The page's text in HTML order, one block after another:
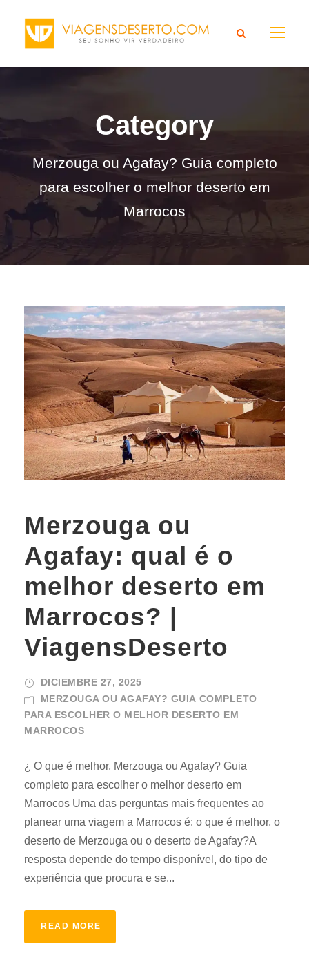
Category
Merzouga ou Agafay? Guia completo
para escolher o melhor deserto em
Marrocos
Merzouga ou
Agafay: qual é o
melhor deserto em
Marrocos? |
ViagensDeserto
DICIEMBRE 27, 2025
MERZOUGA OU AGAFAY? GUIA COMPLETO
PARA ESCOLHER O MELHOR DESERTO EM
MARROCOS
¿ O que é melhor, Merzouga ou Agafay? Guia
completo para escolher o melhor deserto em
Marrocos Uma das perguntas mais frequentes ao
planear uma viagem a Marrocos é: o que é melhor, o
deserto de Merzouga ou o deserto de Agafay?A
resposta depende do tempo disponível, do tipo de
experiência que procura e se...
READ MORE